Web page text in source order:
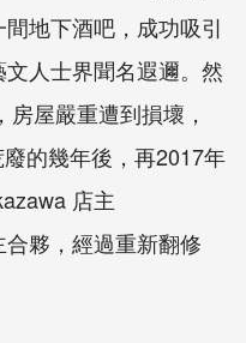
地下酒吧，成功吸引
人士界聞名遐邇。然
屋嚴重遭到損壞，
的幾年後，再2017年
店主
夥，經過重新翻修